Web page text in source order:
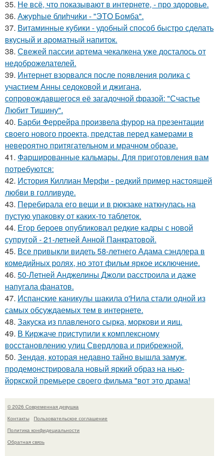
35. Не всё, что показывают в интернете, - про здоровье.
36. Ажурhые блиhчиkи - "ЭТO Бомба".
37. Витаминные кубики - удобный способ быстро сделать
вкусный и ароматный напиток.
38. Свежей пассии артема чекалкена уже досталось от
недоброжелателей.
39. Интернет взорвался после появления ролика с
участием Анны седоковой и джигана,
сопровождавшегося её загадочной фразой: "Счастье
Любит Тишину".
40. Барби Феррейра произвела фурор на презентации
своего нового проекта, представ перед камерами в
невероятно притягательном и мрачном образе.
41. Фаршированные кальмары. Для приготовления вам
потребуются:
42. История Киллиан Мерфи - редкий пример настоящей
любви в голливуде.
43. Перебирала его вещи и в рюкзаке наткнулась на
пустую упаковку от каких-то таблеток.
44. Егор бероев опубликовал редкие кадры с новой
супругой - 21-летней Анной Панкратовой.
45. Все привыкли видеть 58-летнего Адама сэндлера в
комедийных ролях, но этот фильм яркое исключение.
46. 50-Летней Анджелины Джоли расстроила и даже
напугала фанатов.
47. Испанские каникулы шакила о'Нила стали одной из
самых обсуждаемых тем в интернете.
48. Закуска из плавленого сырка, моркови и яиц.
49. В Киржаче приступили к комплексному
восстановлению улиц Свердлова и прибрежной.
50. Зендая, которая недавно тайно вышла замуж,
продемонстрировала новый яркий образ на нью-
йоркской премьере своего фильма "вот это драма!
© 2026 Современная девушка
Контакты
Пользовательское соглашение
Политика конфидециальности
Обратная связь